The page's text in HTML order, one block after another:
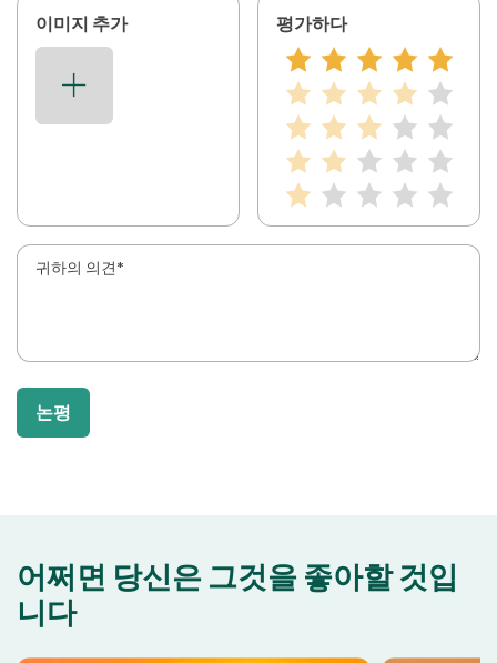
이미지 추가 평가하다
논평
어쩌면 당신은 그것을 좋아할 것입
니다